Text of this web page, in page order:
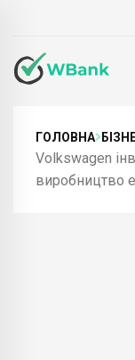
ГОЛОВНА
Volkswagen
виробництво